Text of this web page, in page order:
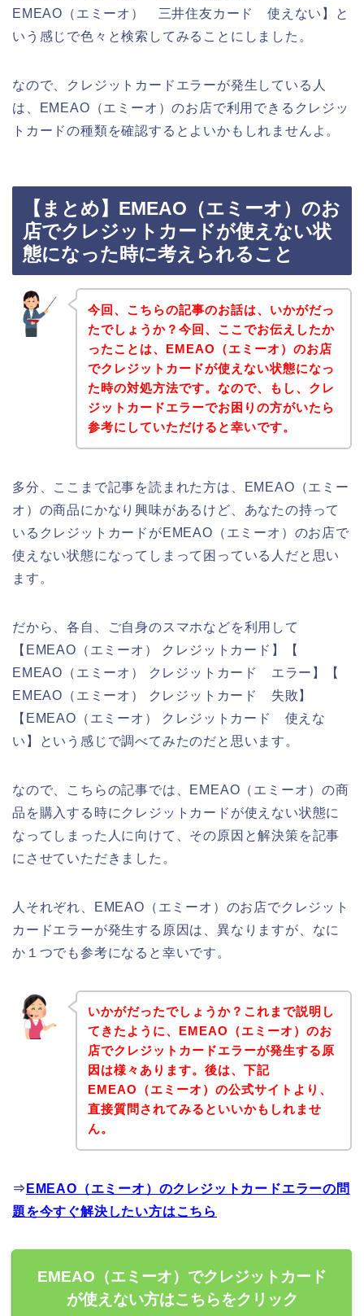
EMEAO（エミーオ） 三井住友カード 使えない】と
いう感じで色々と検索してみることにしました。
なので、クレジットカードエラーが発生している人
は、EMEAO（エミーオ）のお店で利用できるクレジッ
トカードの種類を確認するとよいかもしれませんよ。
【まとめ】EMEAO（エミーオ）のお
店でクレジットカードが使えない状
態になった時に考えられること
今回、こちらの記事のお話は、いかがだっ
たでしょうか？今回、ここでお伝えしたか
ったことは、EMEAO（エミーオ）のお店
でクレジットカードが使えない状態になっ
た時の対処方法です。なので、もし、クレ
ジットカードエラーでお困りの方がいたら
参考にしていただけると幸いです。
多分、ここまで記事を読まれた方は、EMEAO（エミー
オ）の商品にかなり興味があるけど、あなたの持って
いるクレジットカードがEMEAO（エミーオ）のお店で
使えない状態になってしまって困っている人だと思い
ます。
だから、各自、ご自身のスマホなどを利用して
【EMEAO（エミーオ） クレジットカード】【
EMEAO（エミーオ） クレジットカード エラー】【
EMEAO（エミーオ） クレジットカード 失敗】
【EMEAO（エミーオ） クレジットカード 使えな
い】という感じで調べてみたのだと思います。
なので、こちらの記事では、EMEAO（エミーオ）の商
品を購入する時にクレジットカードが使えない状態に
なってしまった人に向けて、その原因と解決策を記事
にさせていただきました。
人それぞれ、EMEAO（エミーオ）のお店でクレジット
カードエラーが発生する原因は、異なりますが、なに
か１つでも参考になると幸いです。
いかがだったでしょうか？これまで説明し
てきたように、EMEAO（エミーオ）のお
店でクレジットカードエラーが発生する原
因は様々あります。後は、下記
EMEAO（エミーオ）の公式サイトより、
直接質問されてみるといいかもしれませ
ん。
⇒ EMEAO（エミーオ）のクレジットカードエラーの問
題を今すぐ解決したい方はこちら
EMEAO（エミーオ）でクレジットカード
が使えない方はこちらをクリック